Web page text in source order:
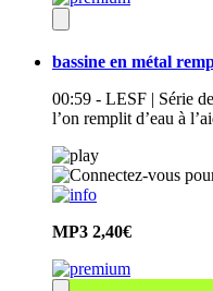
bassine en métal
00:59 - LESF | Série
l’on remplit d’eau à
MP3 2,40€